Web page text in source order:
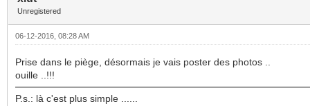
Unregistered
06-12-2016, 08:28 AM
Prise dans le piège, désormais je vais poster des photos ..
ouille ..!!!
P.s.: là c'est plus simple ......